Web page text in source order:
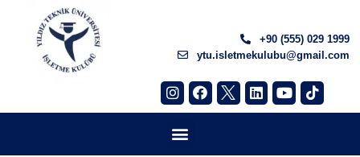
+90 (555) 029 1999
ytu.isletmekulubu@gmail.com